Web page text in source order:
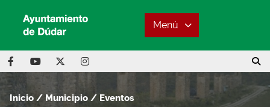
Menú
Inicio Municipio Eventos